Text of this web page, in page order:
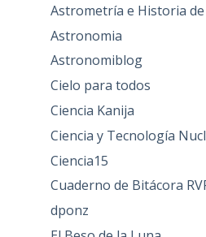
Astrometría e Historia
Astronomia
Astronomiblog
Cielo para todos
Ciencia Kanija
Ciencia y Tecnología
Ciencia15
Cuaderno de Bitácora
dponz